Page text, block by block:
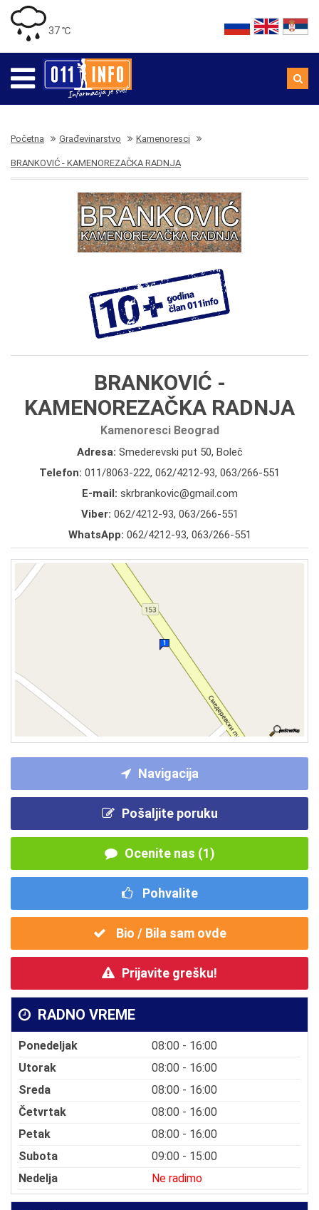
37 ℃
Početna Građevinarstvo Kamenoresci
BRANKOVIĆ - KAMENOREZAČKA RADNJA
BRANKOVIĆ -
KAMENOREZAČKA RADNJA
Kamenoresci Beograd
Adresa: Smederevski put 50, Boleč
Telefon: 011/8063-222, 062/4212-93, 063/266-551
E-mail: skrbrankovic@gmail.com
Viber: 062/4212-93, 063/266-551
WhatsApp: 062/4212-93, 063/266-551
Navigacija
Pošaljite poruku
Ocenite nas (1)
Pohvalite
Bio / Bila sam ovde
Prijavite grešku!
RADNO VREME
Ponedeljak
08:00 - 16:00
Utorak
08:00 - 16:00
Sreda
08:00 - 16:00
Četvrtak
08:00 - 16:00
Petak
08:00 - 16:00
Subota
09:00 - 15:00
Nedelja
Ne radimo